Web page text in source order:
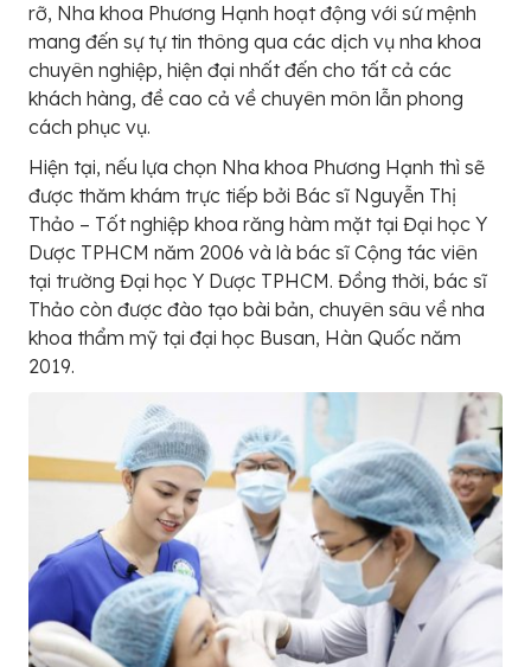
rỡ, Nha khoa Phương Hạnh hoạt động với sứ mệnh
mang đến sự tự tin thông qua các dịch vụ nha khoa
chuyên nghiệp, hiện đại nhất đến cho tất cả các
khách hàng, đề cao cả về chuyên môn lẫn phong
cách phục vụ.
Hiện tại, nếu lựa chọn Nha khoa Phương Hạnh thì sẽ
được thăm khám trực tiếp bởi Bác sĩ Nguyễn Thị
Thảo – Tốt nghiệp khoa răng hàm mặt tại Đại học Y
Dược TPHCM năm 2006 và là bác sĩ Cộng tác viên
tại trường Đại học Y Dược TPHCM. Đồng thời, bác sĩ
Thảo còn được đào tạo bài bản, chuyên sâu về nha
khoa thẩm mỹ tại đại học Busan, Hàn Quốc năm
2019.